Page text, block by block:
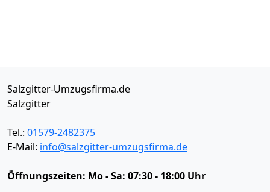
Salzgitter-Umzugsfirma.de
Salzgitter
Tel.: 01579-2482375
E-Mail: info@salzgitter-umzugsfirma.de
Öffnungszeiten: Mo - Sa: 07:30 - 18:00 Uhr